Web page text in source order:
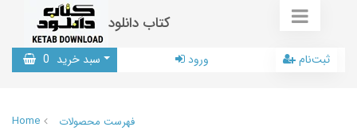
کتاب دانلود
سبد خرید 0 ورود ثبت‌نام
Home
فهرست محصولات